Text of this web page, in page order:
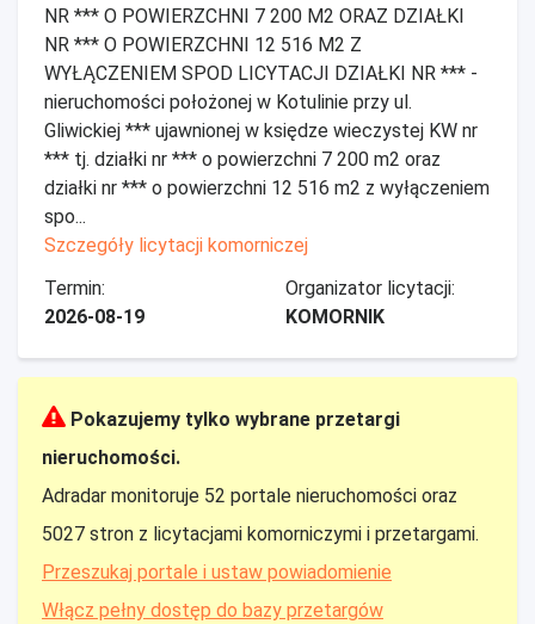
NR *** O POWIERZCHNI 7 200 M2 ORAZ DZIAŁKI
NR *** O POWIERZCHNI 12 516 M2 Z
WYŁĄCZENIEM SPOD LICYTACJI DZIAŁKI NR *** -
nieruchomości położonej w Kotulinie przy ul.
Gliwickiej *** ujawnionej w księdze wieczystej KW nr
*** tj. działki nr *** o powierzchni 7 200 m2 oraz
działki nr *** o powierzchni 12 516 m2 z wyłączeniem
spo...
Szczegóły licytacji komorniczej
Termin:
2026-08-19
Organizator licytacji:
KOMORNIK
Pokazujemy tylko wybrane przetargi
nieruchomości.
Adradar monitoruje 52 portale nieruchomości oraz
5027 stron z licytacjami komorniczymi i przetargami.
Przeszukaj portale i ustaw powiadomienie
Włącz pełny dostęp do bazy przetargów